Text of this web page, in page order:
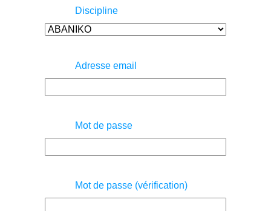
Discipline
Adresse email
Mot de passe
Mot de passe (vérification)